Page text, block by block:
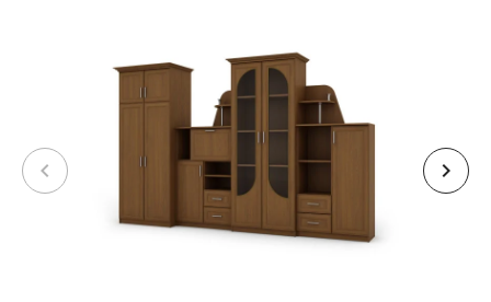
Poprzedni
keyboard_arrow_left keyboard_arrow_right